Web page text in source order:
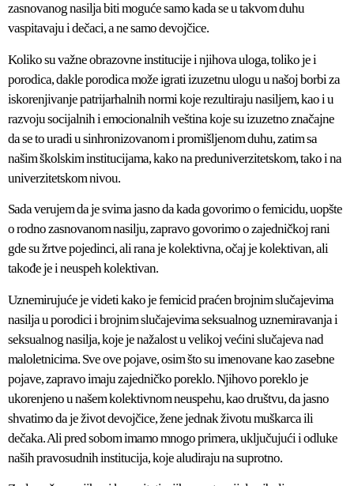
zasnovanog nasilja biti moguće samo kada se u takvom duhu
vaspitavaju i dečaci, a ne samo devojčice.
Koliko su važne obrazovne institucije i njihova uloga, toliko je i
porodica, dakle porodica može igrati izuzetnu ulogu u našoj borbi za
iskorenjivanje patrijarhalnih normi koje rezultiraju nasiljem, kao i u
razvoju socijalnih i emocionalnih veština koje su izuzetno značajne
da se to uradi u sinhronizovanom i promišljenom duhu, zatim sa
našim školskim institucijama, kako na preduniverzitetskom, tako i na
univerzitetskom nivou.
Sada verujem da je svima jasno da kada govorimo o femicidu, uopšte
o rodno zasnovanom nasilju, zapravo govorimo o zajedničkoj rani
gde su žrtve pojedinci, ali rana je kolektivna, očaj je kolektivan, ali
takođe je i neuspeh kolektivan.
Uznemirujuće je videti kako je femicid praćen brojnim slučajevima
nasilja u porodici i brojnim slučajevima seksualnog uznemiravanja i
seksualnog nasilja, koje je nažalost u velikoj većini slučajeva nad
maloletnicima. Sve ove pojave, osim što su imenovane kao zasebne
pojave, zapravo imaju zajedničko poreklo. Njihovo poreklo je
ukorenjeno u našem kolektivnom neuspehu, kao društvu, da jasno
shvatimo da je život devojčice, žene jednak životu muškarca ili
dečaka. Ali pred sobom imamo mnogo primera, uključujući i odluke
naših pravosudnih institucija, koje aludiraju na suprotno.